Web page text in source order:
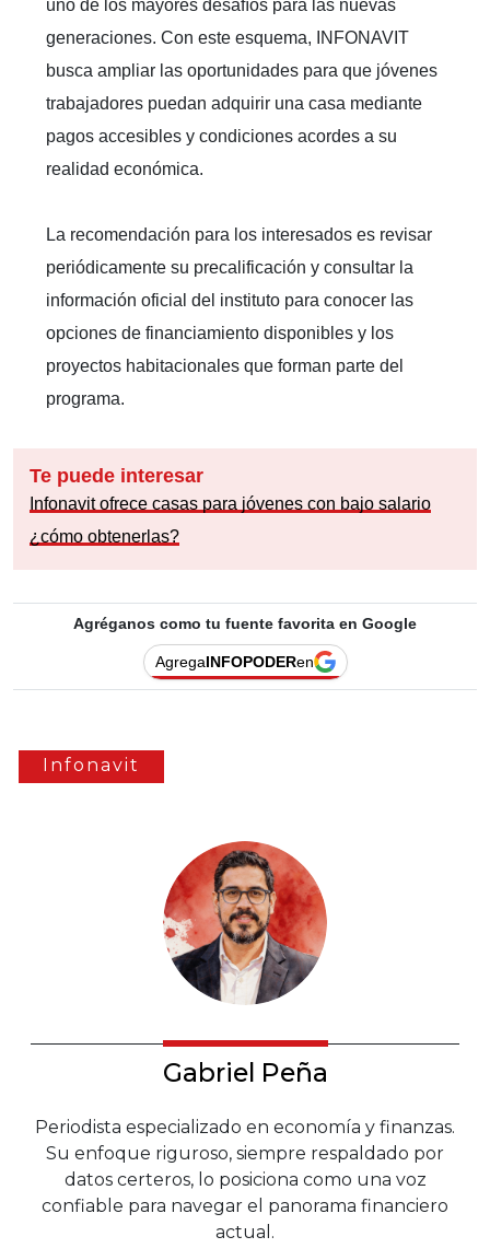
uno de los mayores desafíos para las nuevas
generaciones. Con este esquema, INFONAVIT
busca ampliar las oportunidades para que jóvenes
trabajadores puedan adquirir una casa mediante
pagos accesibles y condiciones acordes a su
realidad económica.
La recomendación para los interesados es revisar
periódicamente su precalificación y consultar la
información oficial del instituto para conocer las
opciones de financiamiento disponibles y los
proyectos habitacionales que forman parte del
programa.
Te puede interesar
Infonavit ofrece casas para jóvenes con bajo salario
¿cómo obtenerlas?
Agréganos como tu fuente favorita en Google
AgregaINFOPODERen
Infonavit
Gabriel Peña
Periodista especializado en economía y finanzas.
Su enfoque riguroso, siempre respaldado por
datos certeros, lo posiciona como una voz
confiable para navegar el panorama financiero
actual.